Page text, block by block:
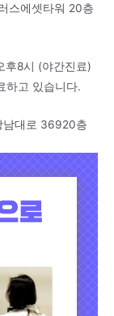
스에셋타워 20층
후8시 (야간진료)
하고 있습니다.
남대로 36920층